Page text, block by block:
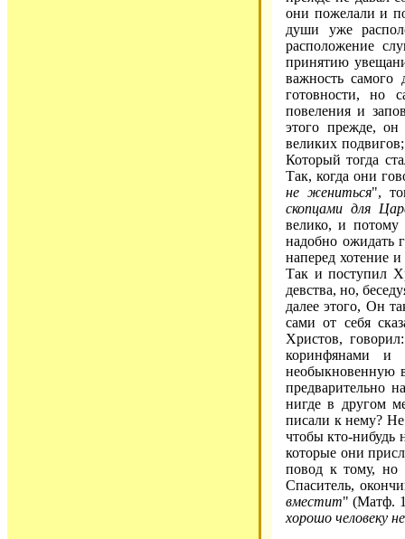
они пожелали и
души уже
расположение
принятию
важность
готовности, но
повеления и
этого прежде,
великих
Который тогда
Так, когда они
не жениться",
скопцами для
велико, и потому
надобно ожидать
наперед хотение
Так и поступил
девства, но,
далее этого, Он
сами от себя
Христов,
коринфянами и
необыкновенную
предварительно
нигде в другом
писали к нему? Не
чтобы кто-нибудь
которые они
повод к тому, но
Спаситель,
вместит" (Матф.
хорошо человеку